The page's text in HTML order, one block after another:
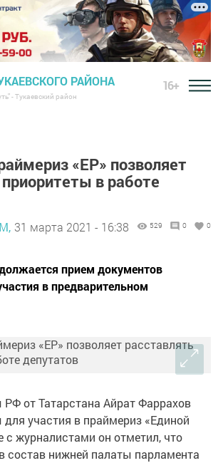
РАЙОНА
- Тукаевский район
16+
«ЕР» позволяет
в работе
31 марта 2021 - 16:38 529 0 0
прием документов
в предварительном
от Татарстана Айрат Фаррахов
участия в праймериз «Единой
с журналистами он отметил, что
состав нижней палаты парламента